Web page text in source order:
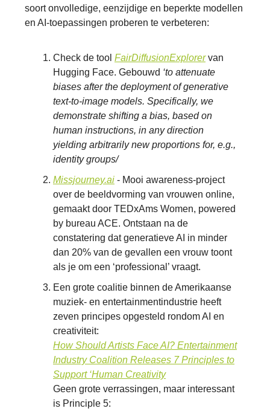
soort onvolledige, eenzijdige en beperkte modellen
en AI-toepassingen proberen te verbeteren:
Check de tool FairDiffusionExplorervan
Hugging Face. Gebouwd ‘to attenuate
biases after the deployment of generative
text-to-image models. Specifically, we
demonstrate shifting a bias, based on
human instructions, in any direction
yielding arbitrarily new proportions for, e.g.,
identity groups/
Missjourney.ai - Mooi awareness-project
over de beeldvorming van vrouwen online,
gemaakt door TEDxAms Women, powered
by bureau ACE. Ontstaan na de
constatering dat generatieve AI in minder
dan 20% van de gevallen een vrouw toont
als je om een ‘professional’ vraagt.
Een grote coalitie binnen de Amerikaanse
muziek- en entertainmentindustrie heeft
zeven principes opgesteld rondom AI en
creativiteit:
How Should Artists Face AI? Entertainment
Industry Coalition Releases 7 Principles to
Support ‘Human Creativity
Geen grote verrassingen, maar interessant
is Principle 5: